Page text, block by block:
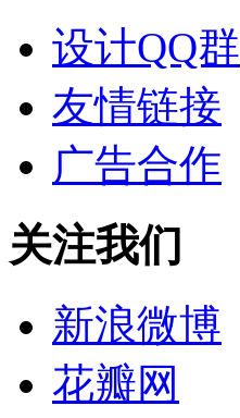
设计QQ群
友情链接
广告合作
关注我们
新浪微博
花瓣网